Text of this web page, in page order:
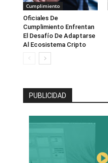
Cumplimiento
Oficiales De
Cumplimiento Enfrentan
El Desafío De Adaptarse
Al Ecosistema Cripto
PUBLICIDAD